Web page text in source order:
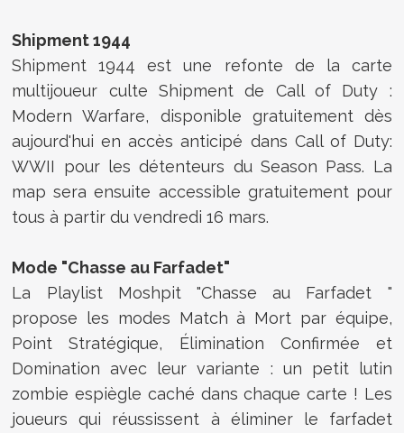
Shipment 1944
Shipment 1944 est une refonte de la carte
multijoueur culte Shipment de Call of Duty :
Modern Warfare, disponible gratuitement dès
aujourd'hui en accès anticipé dans Call of Duty:
WWII pour les détenteurs du Season Pass. La
map sera ensuite accessible gratuitement pour
tous à partir du vendredi 16 mars.
Mode "Chasse au Farfadet"
La Playlist Moshpit "Chasse au Farfadet "
propose les modes Match à Mort par équipe,
Point Stratégique, Élimination Confirmée et
Domination avec leur variante : un petit lutin
zombie espiègle caché dans chaque carte ! Les
joueurs qui réussissent à éliminer le farfadet